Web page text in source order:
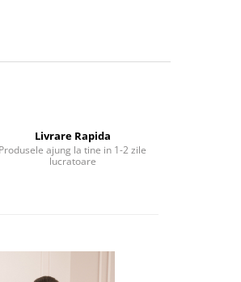
Livrare Rapida
Produsele ajung la tine in 1-2 zile
lucratoare